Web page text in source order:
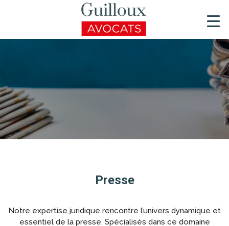
Presse
Notre expertise juridique rencontre l’univers dynamique et
essentiel de la presse. Spécialisés dans ce domaine